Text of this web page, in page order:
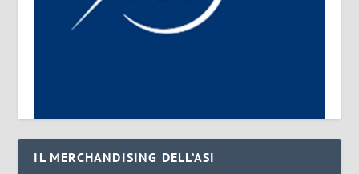
IL MERCHANDISING DELL’ASI